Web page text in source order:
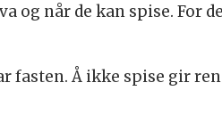
og når de kan spise.
Å ikke spise gir